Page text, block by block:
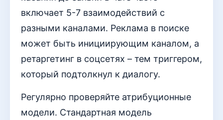
включает 5-7 взаимодействий с
разными каналами. Реклама в поиске
может быть инициирующим каналом, а
ретаргетинг в соцсетях – тем триггером,
который подтолкнул к диалогу.
Регулярно проверяйте атрибуционные
модели. Стандартная модель